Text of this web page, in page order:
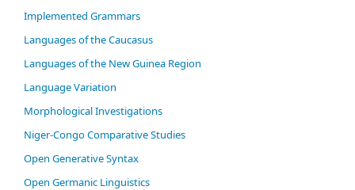
Im­ple­ment­ed Gram­mars
Languages of the Caucasus
Languages of the New Guinea Region
Language Variation
Morphological Investigations
Niger-Congo Comparative Studies
Open Generative Syntax
Open Germanic Linguistics